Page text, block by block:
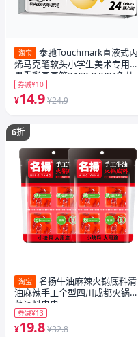
淘宝
泰驰Touchmark直液式丙
烯马克笔软头小学生美术专用浓
墨重彩画画笔24/36/60/84色儿
童可水洗幼儿园水彩笔礼物
券减¥10
¥14.9 ¥24.9
6折
淘宝
名扬牛油麻辣火锅底料清
油麻辣手工全型四川成都火锅冒
菜调料串串
券减¥13
¥19.8 ¥32.8